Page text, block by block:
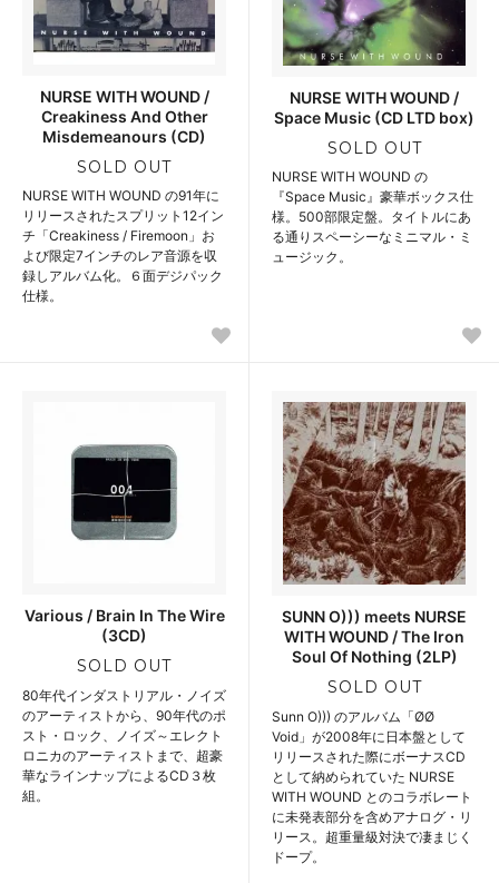
NURSE WITH WOUND /
Creakiness And Other
Misdemeanours (CD)
SOLD OUT
NURSE WITH WOUND の91年に
リリースされたスプリット12イン
チ「Creakiness / Firemoon」お
よび限定7インチのレア音源を収
録しアルバム化。６面デジパック
仕様。
NURSE WITH WOUND /
Space Music (CD LTD box)
SOLD OUT
NURSE WITH WOUND の
『Space Music』豪華ボックス仕
様。500部限定盤。タイトルにあ
る通りスペーシーなミニマル・ミ
ュージック。
Various / Brain In The Wire
(3CD)
SOLD OUT
80年代インダストリアル・ノイズ
のアーティストから、90年代のポ
スト・ロック、ノイズ～エレクト
ロニカのアーティストまで、超豪
華なラインナップによるCD３枚
組。
SUNN O))) meets NURSE
WITH WOUND / The Iron
Soul Of Nothing (2LP)
SOLD OUT
Sunn O))) のアルバム「ØØ
Void」が2008年に日本盤として
リリースされた際にボーナスCD
として納められていた NURSE
WITH WOUND とのコラボレート
に未発表部分を含めアナログ・リ
リース。超重量級対決で凄まじく
ドープ。